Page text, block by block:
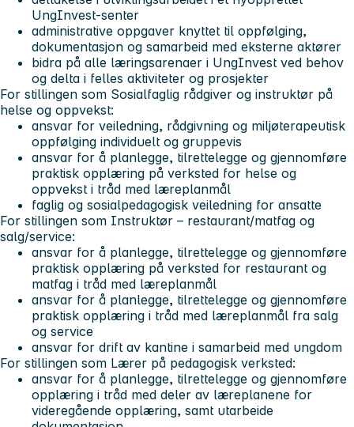
UngInvest‑senter
administrative oppgaver knyttet til oppfølging,
dokumentasjon og samarbeid med eksterne aktører
bidra på alle læringsarenaer i UngInvest ved behov
og delta i felles aktiviteter og prosjekter
For stillingen som Sosialfaglig rådgiver og instruktør på
helse og oppvekst:
ansvar for veiledning, rådgivning og miljøterapeutisk
oppfølging individuelt og gruppevis
ansvar for å planlegge, tilrettelegge og gjennomføre
praktisk opplæring på verksted for helse og
oppvekst i tråd med læreplanmål
faglig og sosialpedagogisk veiledning for ansatte
For stillingen som Instruktør – restaurant/matfag og
salg/service:
ansvar for å planlegge, tilrettelegge og gjennomføre
praktisk opplæring på verksted for restaurant og
matfag i tråd med læreplanmål
ansvar for å planlegge, tilrettelegge og gjennomføre
praktisk opplæring i tråd med læreplanmål fra salg
og service
ansvar for drift av kantine i samarbeid med ungdom
For stillingen som Lærer på pedagogisk verksted:
ansvar for å planlegge, tilrettelegge og gjennomføre
opplæring i tråd med deler av læreplanene for
videregående opplæring, samt utarbeide